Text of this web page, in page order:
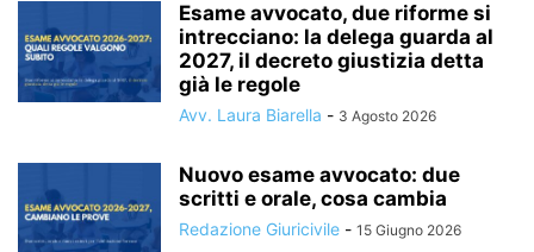
Esame avvocato, due riforme si
intrecciano: la delega guarda al
2027, il decreto giustizia detta
già le regole
Avv. Laura Biarella - 3 Agosto 2026
Nuovo esame avvocato: due
scritti e orale, cosa cambia
Redazione Giuricivile - 15 Giugno 2026